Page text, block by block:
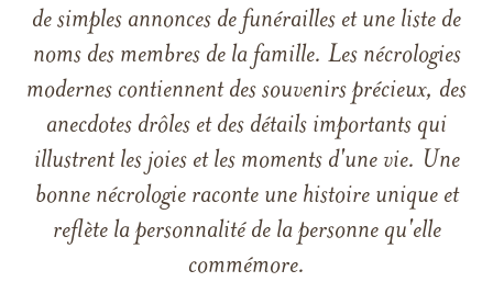
de simples annonces de funérailles et une liste de
noms des membres de la famille. Les nécrologies
modernes contiennent des souvenirs précieux, des
anecdotes drôles et des détails importants qui
illustrent les joies et les moments d'une vie. Une
bonne nécrologie raconte une histoire unique et
reflète la personnalité de la personne qu'elle
commémore.